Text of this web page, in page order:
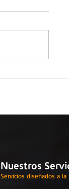
Nuestros
Servicios diseñados a